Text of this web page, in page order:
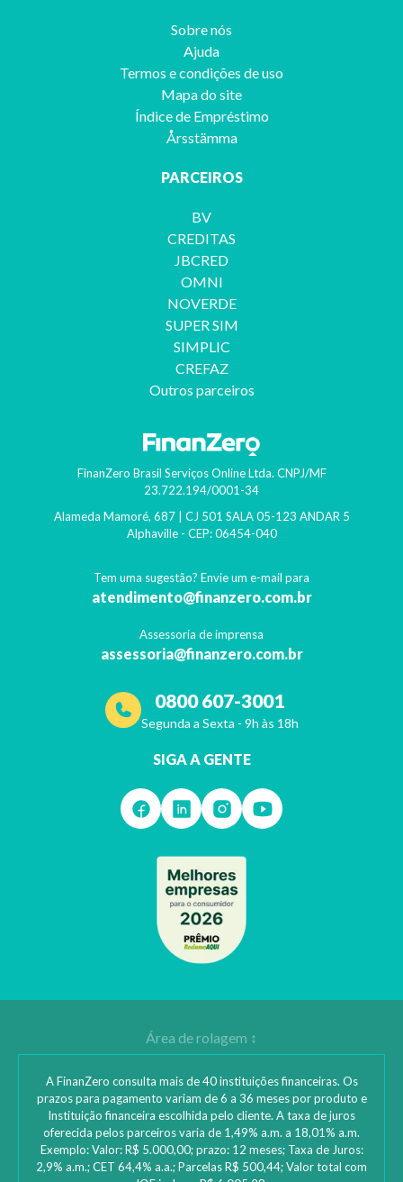
Sobre nós
Ajuda
Termos e condições de uso
Mapa do site
Índice de Empréstimo
Årsstämma
PARCEIROS
BV
CREDITAS
JBCRED
OMNI
NOVERDE
SUPER SIM
SIMPLIC
CREFAZ
Outros parceiros
FinanZero Brasil Serviços Online Ltda. CNPJ/MF
23.722.194/0001-34
Alameda Mamoré, 687 | CJ 501 SALA 05-123 ANDAR 5
Alphaville- CEP: 06454-040
Tem uma sugestão? Envie um e-mail para
atendimento@finanzero.com.br
Assessoria de imprensa
assessoria@finanzero.com.br
0800 607-3001
Segunda a Sexta - 9h às 18h
SIGA A GENTE
A FinanZero consulta mais de 40 instituições financeiras. Os
prazos para pagamento variam de 6 a 36 meses por produto e
Instituição financeira escolhida pelo cliente. A taxa de juros
oferecida pelos parceiros varia de 1,49% a.m. a 18,01% a.m.
Exemplo: Valor: R$ 5.000,00; prazo: 12 meses; Taxa de Juros:
2,9% a.m.; CET 64,4% a.a.; Parcelas R$ 500,44; Valor total com